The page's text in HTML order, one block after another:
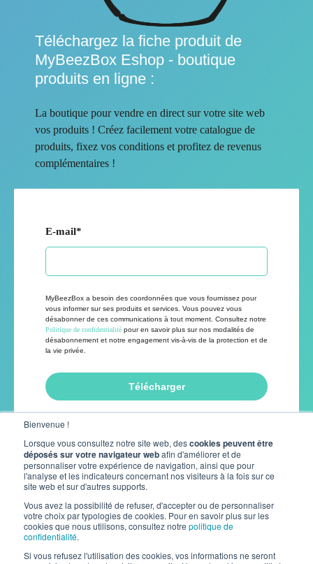
Bienvenue !
Lorsque vous consultez notre site web, descookies peuvent être
déposés sur votre navigateur webafin d'améliorer et de
personnaliser votre expérience de navigation, ainsi que pour
l'analyse et les indicateurs concernant nos visiteurs à la fois sur ce
site web et sur d'autres supports.
Vous avez la possibilité de refuser, d'accepter ou de personnaliser
votre choix par typologies de cookies. Pour en savoir plus sur les
cookies que nous utilisons, consultez notre politique de
confidentialité.
Si vous refusez l'utilisation des cookies, vos informations ne seront
Téléchargez la fiche produit de
MyBeezBox Eshop - boutique
produits en ligne :
La boutique pour vendre en direct sur votre site web
vos produits ! Créez facilement votre catalogue de
produits, fixez vos conditions et profitez de revenus
complémentaires !
E-mail*
MyBeezBox a besoin des coordonnées que vous fournissez pour
vous informer sur ses produits et services. Vous pouvez vous
désabonner de ces communications à tout moment. Consultez notre
Politique de confidentialité pour en savoir plus sur nos modalités de
désabonnement et notre engagement vis-à-vis de la protection et de
la vie privée.